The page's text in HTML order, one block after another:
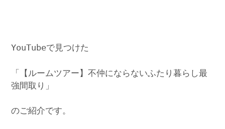
YouTubeで見つけた
「【ルームツアー】不仲にならないふたり暮らし最
強間取り」
のご紹介です。